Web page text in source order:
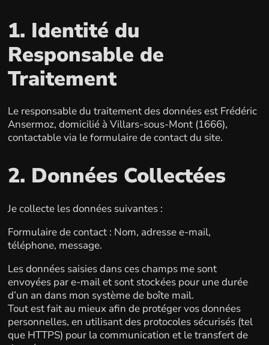
1. Identité du
Responsable de
Traitement
Le responsable du traitement des données est Frédéric
Ansermoz, domicilié à Villars-sous-Mont (1666),
contactable via le formulaire de contact du site.
2. Données Collectées
Je collecte les données suivantes :
Formulaire de contact : Nom, adresse e-mail,
téléphone, message.
Les données saisies dans ces champs me sont
envoyées par e-mail et sont stockées pour une durée
d’un an dans mon système de boîte mail.
Tout est fait au mieux afin de protéger vos données
personnelles, en utilisant des protocoles sécurisés (tel
que HTTPS) pour la communication et le transfert de